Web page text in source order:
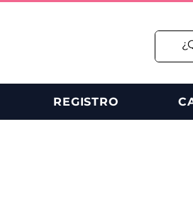
REGISTRO